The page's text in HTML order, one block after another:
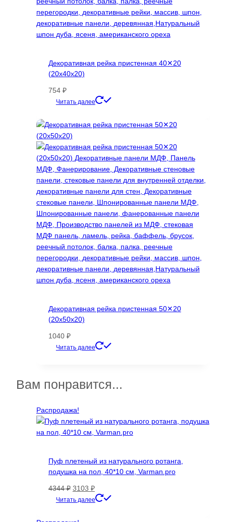
Декоративная рейка пристенная 40✕20
(20х40х20)
754 ₽
Читать далее
имеет
вариаций.
Опции
можно
выбрать
на
странице
товара.
Декоративная рейка пристенная 50✕20
(20х50х20)
1040 ₽
Читать далее
вариаций.
выбрать
на
Вам понравится...
Распродажа!
Пуф плетеный из натурального ротанга,
подушка на пол, 40*10 см, Varman.pro
4344₽ Первоначальная
цена
3103 ₽Текущая
цена:
Читать далее